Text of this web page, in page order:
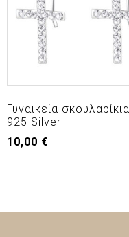
Γυναικεία σκουλαρίκια
925 Silver
10,00 €